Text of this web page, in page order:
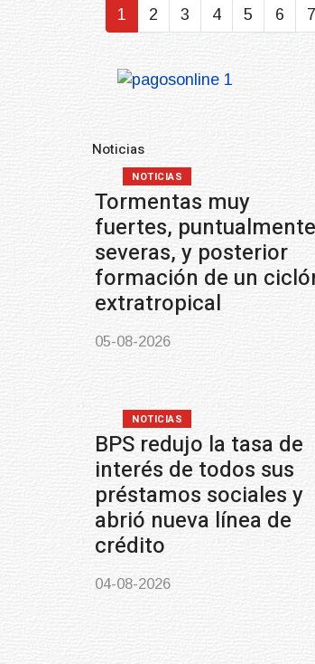
1 2 3 4 5 6 7
Noticias